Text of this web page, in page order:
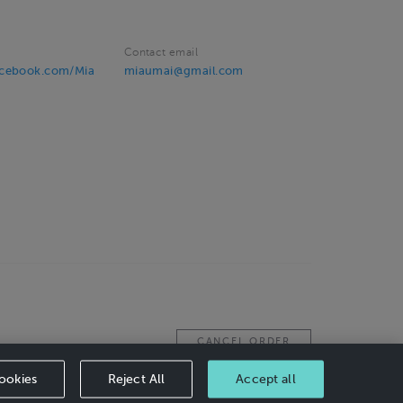
Mia
Contact email
miaumai@gmail.com
CANCEL ORDER
Reject All Accept all